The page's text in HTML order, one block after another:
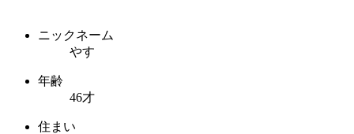
ニックネーム
やす
年齢
46才
住まい